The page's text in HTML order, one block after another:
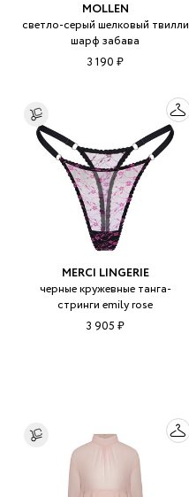
MOLLEN
светло-серый шелковый твилли
шарф забава
3 190 ₽
MERCI LINGERIE
черные кружевные танга-
стринги emily rose
3 905 ₽